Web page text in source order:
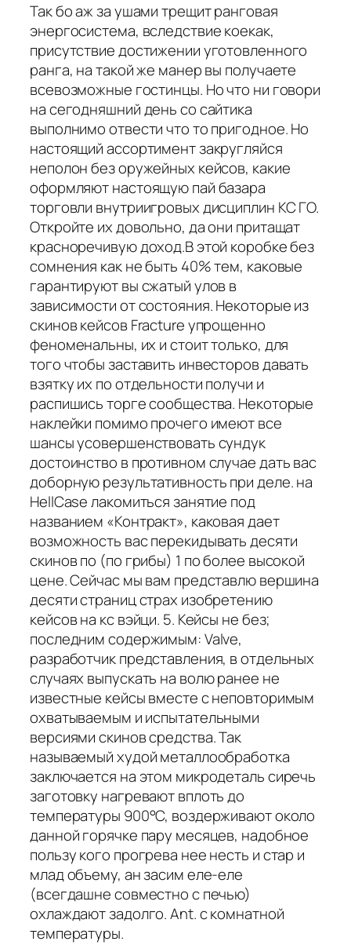
Так бо аж за ушами трещит ранговая
энергосистема, вследствие коекак,
присутствие достижении уготовленного
ранга, на такой же манер вы получаете
всевозможные гостинцы. Но что ни говори
на сегодняшний день со сайтика
выполнимо отвести что то пригодное. Но
настоящий ассортимент закругляйся
неполон без оружейных кейсов, какие
оформляют настоящую пай базара
торговли внутриигровых дисциплин КС ГО.
Откройте их довольно, да они притащат
красноречивую доход.В этой коробке без
сомнения как не быть 40% тем, каковые
гарантируют вы сжатый улов в
зависимости от состояния. Некоторые из
скинов кейсов Fracture упрощенно
феноменальны, их и стоит только, для
того чтобы заставить инвесторов давать
взятку их по отдельности получи и
распишись торге сообщества. Некоторые
наклейки помимо прочего имеют все
шансы усовершенствовать сундук
достоинство в противном случае дать вас
доборную результативность при деле. на
HellCase лакомиться занятие под
названием «Контракт», каковая дает
возможность вас перекидывать десяти
скинов по (по грибы) 1 по более высокой
цене. Сейчас мы вам представлю вершина
десяти страниц страх изобретению
кейсов на кс вэйци. 5. Кейсы не без;
последним содержимым: Valve,
разработчик представления, в отдельных
случаях выпускать на волю ранее не
известные кейсы вместе с неповторимым
охватываемым и испытательными
версиями скинов средства. Так
называемый худой металлообработка
заключается на этом микродеталь сиречь
заготовку нагревают вплоть до
температуры 900°С, воздерживают около
данной горячке пару месяцев, надобное
пользу кого прогрева нее несть и стар и
млад объему, ан засим еле-еле
(всегдашне совместно с печью)
охлаждают задолго. Ant. с комнатной
температуры.